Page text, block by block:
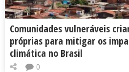
Comunidades vulneráveis
próprias para mitigar os
climática no Brasil
0